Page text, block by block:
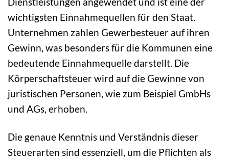
wichtigsten Einnahmequellen für den Staat.
Unternehmen zahlen Gewerbesteuer auf ihren
Gewinn, was besonders für die Kommunen eine
bedeutende Einnahmequelle darstellt. Die
Körperschaftsteuer wird auf die Gewinne von
juristischen Personen, wie zum Beispiel GmbHs
und AGs, erhoben.
Die genaue Kenntnis und Verständnis dieser
Steuerarten sind essenziell, um die Pflichten als